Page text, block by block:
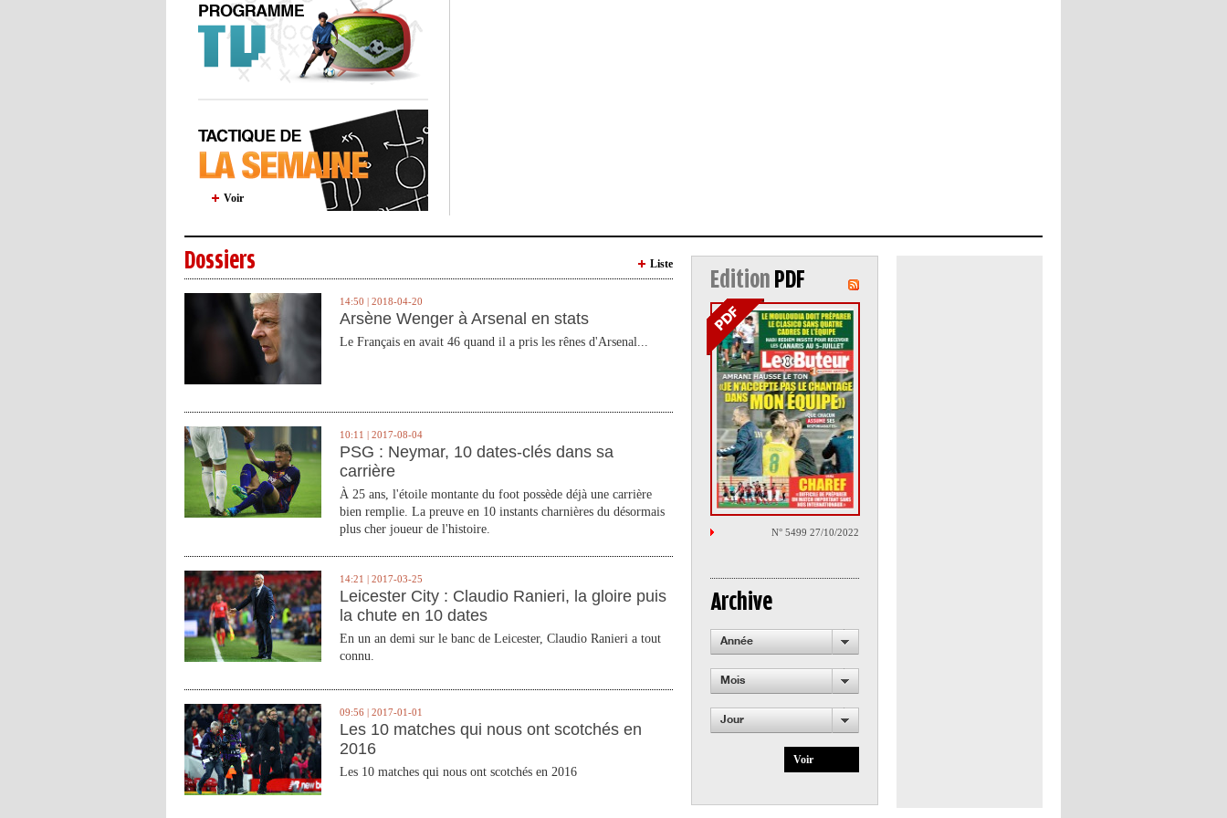
Voir
Dossiers Liste
14:50 | 2018-04-20
Arsène Wenger à Arsenal en stats
Le Français en avait 46 quand il a pris les rênes d'Arsenal...
10:11 | 2017-08-04
PSG : Neymar, 10 dates-clés dans sa
carrière
À 25 ans, l'étoile montante du foot possède déjà une carrière
bien remplie. La preuve en 10 instants charnières du désormais
plus cher joueur de l'histoire.
14:21 | 2017-03-25
Leicester City : Claudio Ranieri, la gloire puis
la chute en 10 dates
En un an demi sur le banc de Leicester, Claudio Ranieri a tout
connu.
09:56 | 2017-01-01
Les 10 matches qui nous ont scotchés en
2016
Les 10 matches qui nous ont scotchés en 2016
Edition PDF
N° 5499 27/10/2022
Archive
Année
Mois
Jour
Voir